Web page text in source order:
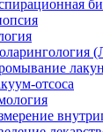
отсоса